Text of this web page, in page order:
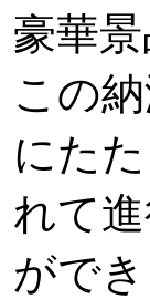
豪華
この
にた
れて
ができ